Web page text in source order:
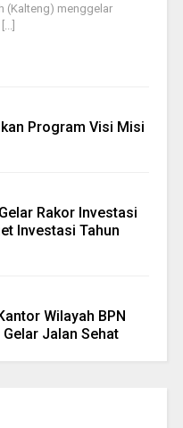
(Kalteng) menggelar
Program Visi Misi
Rakor Investasi
Investasi Tahun
Wilayah BPN
Jalan Sehat